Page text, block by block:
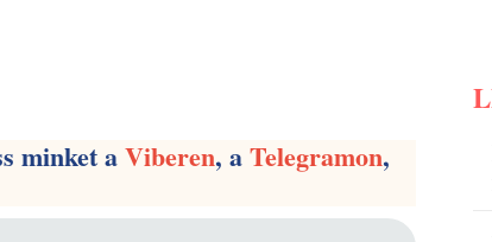
minket aViberen, aTelegramon,